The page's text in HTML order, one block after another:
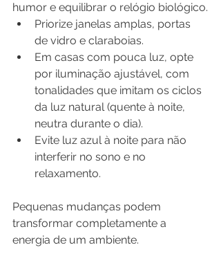
humor e equilibrar o relógio biológico.
Priorize janelas amplas, portas
de vidro e claraboias.
Em casas com pouca luz, opte
por iluminação ajustável, com
tonalidades que imitam os ciclos
da luz natural (quente à noite,
neutra durante o dia).
Evite luz azul à noite para não
interferir no sono e no
relaxamento.
Pequenas mudanças podem
transformar completamente a
energia de um ambiente.